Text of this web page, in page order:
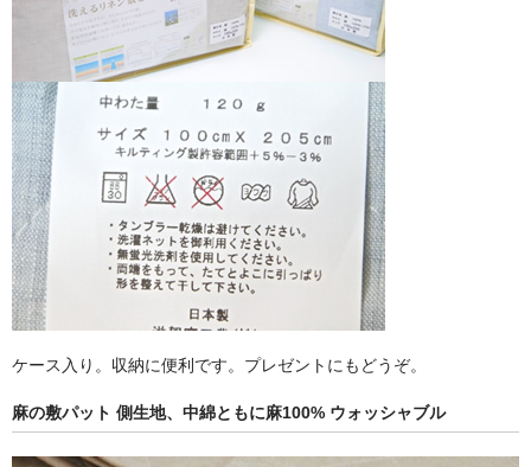
ケース入り。収納に便利です。プレゼントにもどうぞ。
麻の敷パット 側生地、中綿ともに麻100% ウォッシャブル